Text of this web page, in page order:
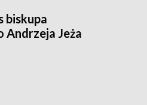
biskupa
Jeża